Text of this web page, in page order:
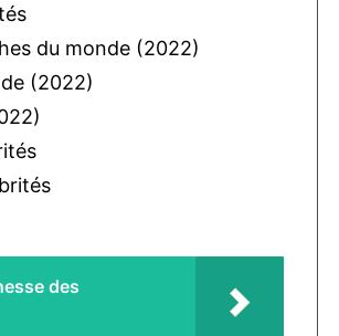
du monde (2022)
(2022)
des